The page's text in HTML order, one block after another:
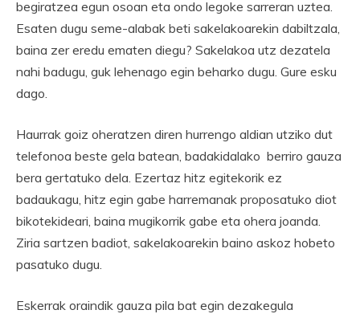
begiratzea egun osoan eta ondo legoke sarreran uztea.
Esaten dugu seme-alabak beti sakelakoarekin dabiltzala,
baina zer eredu ematen diegu? Sakelakoa utz dezatela
nahi badugu, guk lehenago egin beharko dugu. Gure esku
dago.
Haurrak goiz oheratzen diren hurrengo aldian utziko dut
telefonoa beste gela batean, badakidalako berriro gauza
bera gertatuko dela. Ezertaz hitz egitekorik ez
badaukagu, hitz egin gabe harremanak proposatuko diot
bikotekideari, baina mugikorrik gabe eta ohera joanda.
Ziria sartzen badiot, sakelakoarekin baino askoz hobeto
pasatuko dugu.
Eskerrak oraindik gauza pila bat egin dezakegula